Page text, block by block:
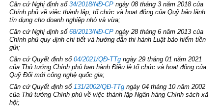
Căn cứ Nghị định số34/2018/NĐ-CP ngày 08 tháng 3 năm 2018 của
Chính phủ về việc thành lập, tổ chức và hoạt động của Quỹ bảo lãnh
tín dụng cho doanh nghiệp nhỏ và vừa;
Căn cứ Nghị định số68/2013/NĐ-CP ngày 28 tháng 6 năm 2013 của
Chính phủ quy định chi tiết và hướng dẫn thi hành Luật bảo hiểm tiền
gửi;
Căn cứ Quyết định số04/2021/QĐ-TTg ngày 29 tháng 01 năm 2021
của Thủ tướng Chính phủ ban hành Điều lệ tổ chức và hoạt động của
Quỹ Đổi mới công nghệ quốc gia;
Căn cứ Quyết định số131/2002/QĐ-TTg ngày 04 tháng 10 năm 2002
của Thủ tướng Chính phủ về việc thành lập Ngân hàng Chính sách xã
hội;